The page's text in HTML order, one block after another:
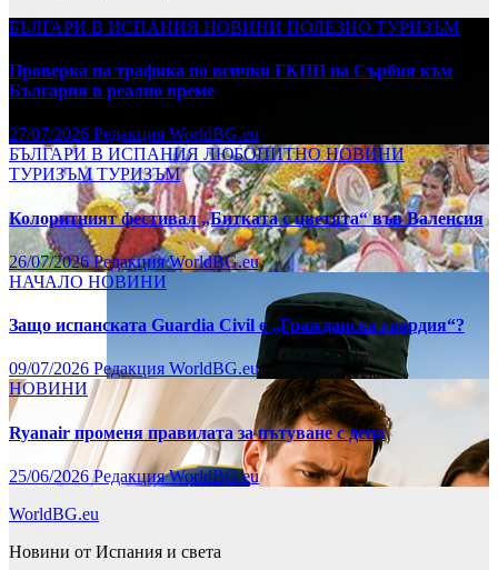
БЪЛГАРИ В ИСПАНИЯ НОВИНИ ПОЛЕЗНО ТУРИЗЪМ
Проверка на трафика по всички ГКПП на Сърбия към
България в реално време
27/07/2026 Редакция WorldBG.eu
БЪЛГАРИ В ИСПАНИЯ ЛЮБОПИТНОНОВИНИ
ТУРИЗЪМТУРИЗЪМ
Колоритният фестивал „Битката с цветята“ във Валенсия
26/07/2026Редакция WorldBG.eu
НАЧАЛО НОВИНИ
Защо испанската Guardia Civil е „Гражданска гвардия“?
09/07/2026 Редакция WorldBG.eu
НОВИНИ
Ryanair променя правилата за пътуване с деца
25/06/2026Редакция WorldBG.eu
WorldBG.eu
Новини от Испания и света